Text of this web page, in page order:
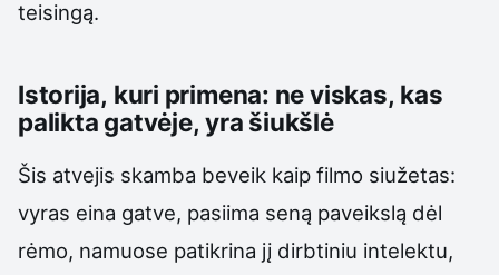
teisingą.
Istorija, kuri primena: ne viskas, kas
palikta gatvėje, yra šiukšlė
Šis atvejis skamba beveik kaip filmo siužetas:
vyras eina gatve, pasiima seną paveikslą dėl
rėmo, namuose patikrina jį dirbtiniu intelektu,